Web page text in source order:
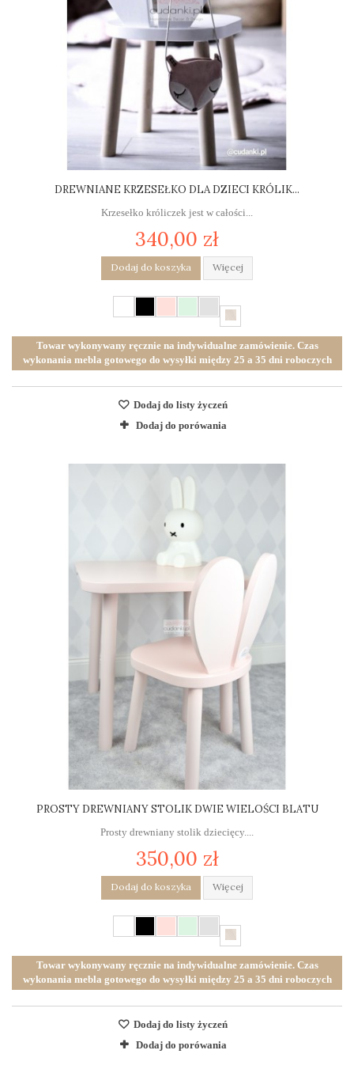
DREWNIANE KRZESEŁKO DLA DZIECI KRÓLIK...
Krzesełko króliczek jest w całości...
340,00 zł
Dodaj do koszyka Więcej
Towar wykonywany ręcznie na indywidualne zamówienie. Czas
wykonania mebla gotowego do wysyłki między 25 a 35 dni roboczych
Dodaj do listy życzeń
Dodaj do porówania
PROSTY DREWNIANY STOLIK DWIE WIELOŚCI BLATU
Prosty drewniany stolik dziecięcy....
350,00 zł
Dodaj do koszyka Więcej
Towar wykonywany ręcznie na indywidualne zamówienie. Czas
wykonania mebla gotowego do wysyłki między 25 a 35 dni roboczych
Dodaj do listy życzeń
Dodaj do porówania